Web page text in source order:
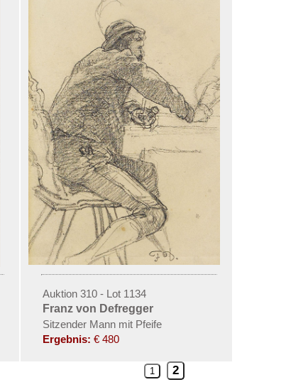
Hofer
Auktion 310 - Lot 1134
Franz von Defregger
Sitzender Mann mit Pfeife
Ergebnis: € 480
1 2